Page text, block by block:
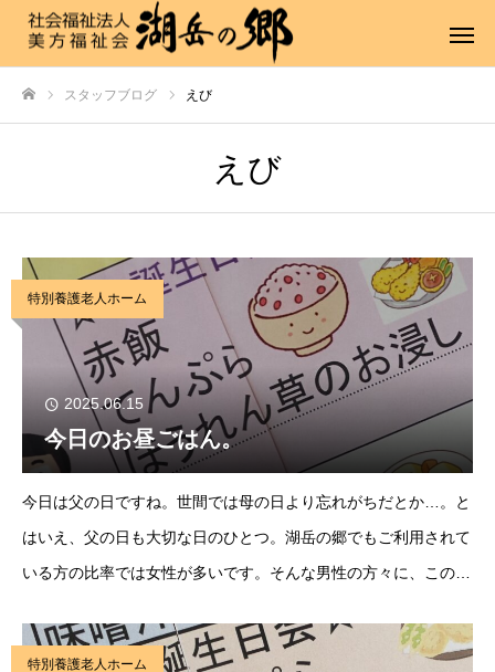
スタッフブログ えび
えび
特別養護老人ホーム
2025.06.15
今日のお昼ごはん。
今日は父の日ですね。世間では母の日より忘れがちだとか…。と
はいえ、父の日も大切な日のひとつ。湖岳の郷でもご利用されて
いる方の比率では女性が多いです。そんな男性の方々に、この日
ごはんは、みなさんに美味しく食べて頂きたいと”
特別養護老人ホーム